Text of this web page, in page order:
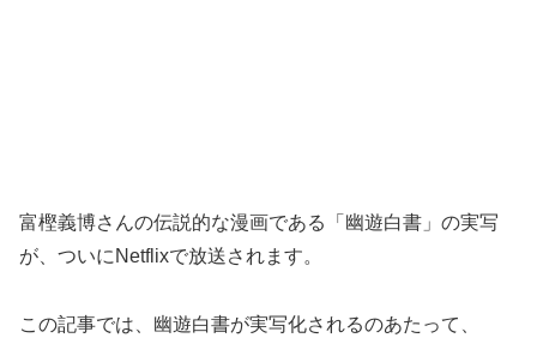
富樫義博さんの伝説的な漫画である「幽遊白書」の実写
が、ついにNetflixで放送されます。
この記事では、幽遊白書が実写化されるのあたって、